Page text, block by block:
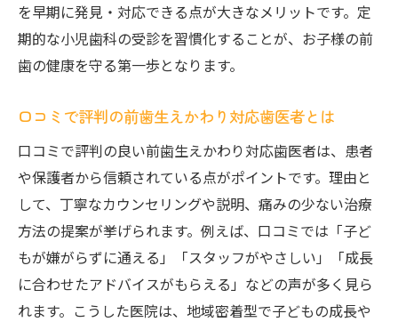
を早期に発見・対応できる点が大きなメリットです。定
期的な小児歯科の受診を習慣化することが、お子様の前
歯の健康を守る第一歩となります。
口コミで評判の前歯生えかわり対応歯医者とは
口コミで評判の良い前歯生えかわり対応歯医者は、患者
や保護者から信頼されている点がポイントです。理由と
して、丁寧なカウンセリングや説明、痛みの少ない治療
方法の提案が挙げられます。例えば、口コミでは「子ど
もが嫌がらずに通える」「スタッフがやさしい」「成長
に合わせたアドバイスがもらえる」などの声が多く見ら
れます。こうした医院は、地域密着型で子どもの成長や